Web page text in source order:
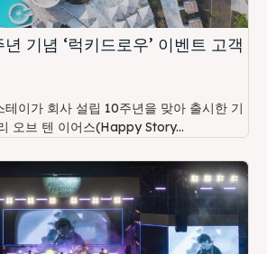
기념 ‘럭키드로우’ 이벤트 고객
이가 회사 설립 10주년을 맞아 출시한 기
오브 텐 이어스(Happy Story...